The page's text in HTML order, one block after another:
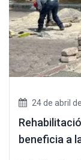
24 de abril
beneficia a